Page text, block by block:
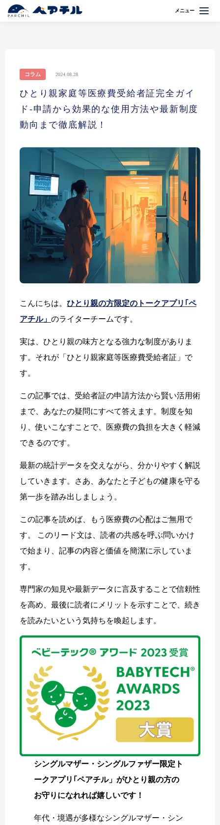
メニュー
コラム 2024.08.28
ひとり親家庭等医療費受給者証完全ガイ
ド-申請から効果的な使用方法や最新制度
動向まで徹底解説！
こんにちは。 ひとり親の方限定のトークアプリ｢ペ
アチル」 のライターチームです。
実は、ひとり親の味方となる強力な制度がありま
す。それが「ひとり親家庭等医療費受給者証」で
す。
この記事では、受給者証の申請方法から賢い活用術
まで、あなたの疑問にすべて答えます。制度を知
り、使いこなすことで、医療費の負担を大きく軽減
できるのです。
最新の統計データを交えながら、分かりやすく解説
していきます。さあ、あなたと子どもの健康を守る
第一歩を踏み出しましょう。
この記事を読めば、もう医療費の心配はご無用で
す。 このリード文は、読者の共感を呼ぶ問いかけ
で始まり、記事の内容と価値を簡潔に示していま
す。
専門家の知見や最新データに言及することで信頼性
を高め、最後に読者にメリットを示すことで、続き
を読みたいという気持ちを喚起します。
シングルマザー・シングルファザー限定ト
ークアプリ｢ペアチル」がひとり親の方の
お守りになれれば嬉しいです！
年代・境遇が多様なシングルマザー・シン